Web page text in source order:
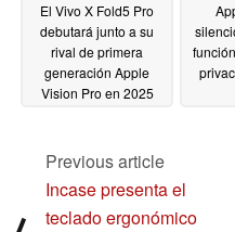
Descargar WowMouse
en la tienda de
Descargue el
Pruebe WowMouse en el
en el CES, del 7 al 10 de
Convenciones de Las
El Vivo X Fold5 Pro
debutará junto a su
rival de primera
generación Apple
Vision Pro en 2025
Previous article
Incase presenta el
teclado ergonómico